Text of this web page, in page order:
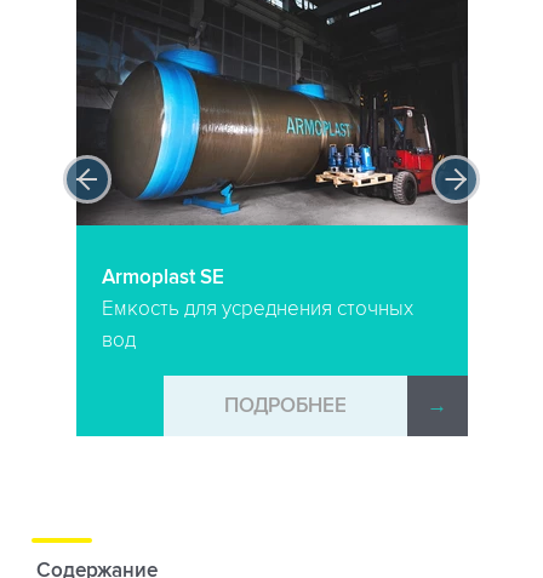
Armoplast SE
Емкость для усреднения сточных
вод
ПОДРОБНЕЕ →
Содержание